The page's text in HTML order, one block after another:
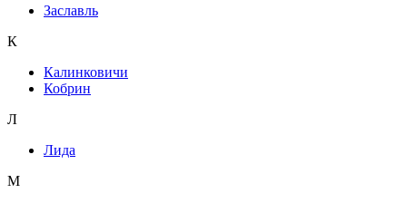
Заславль
К
Калинковичи
Кобрин
Л
Лида
М